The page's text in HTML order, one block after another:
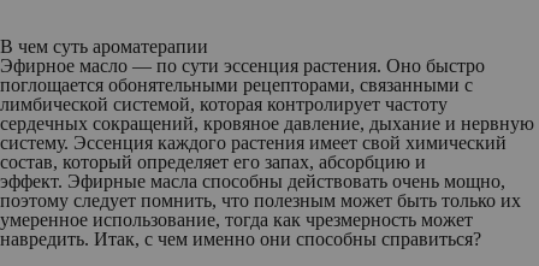
В чем суть ароматерапии
Эфирное масло — по сути эссенция растения. Оно быстро
поглощается обонятельными рецепторами, связанными с
лимбической системой, которая контролирует частоту
сердечных сокращений, кровяное давление, дыхание и нервную
систему. Эссенция каждого растения имеет свой химический
состав, который определяет его запах, абсорбцию и
эффект. Эфирные масла способны действовать очень мощно,
поэтому следует помнить, что полезным может быть только их
умеренное использование, тогда как чрезмерность может
навредить. Итак, с чем именно они способны справиться?